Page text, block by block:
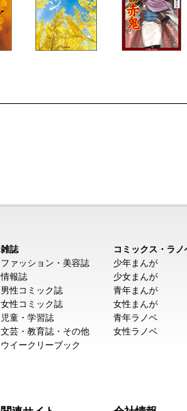
雑誌
ファッション・美容誌
情報誌
男性コミック誌
女性コミック誌
児童・学習誌
文芸・教育誌・その他
ウイークリーブック
コミックス・ラノ
少年まんが
少女まんが
青年まんが
女性まんが
青年ラノベ
女性ラノベ